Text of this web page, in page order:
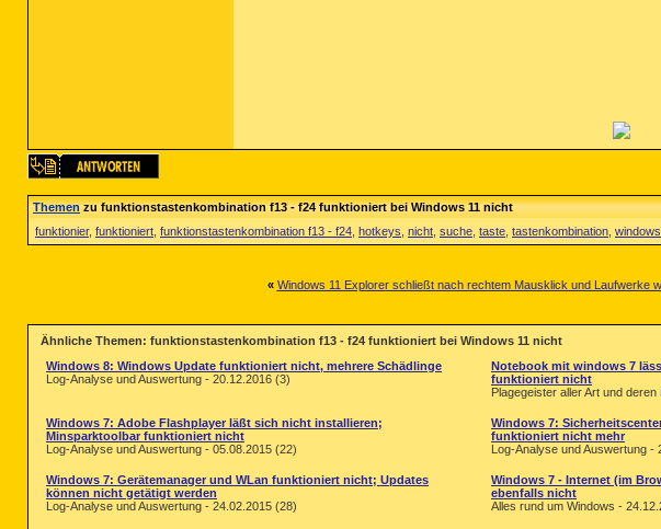
Themenzu funktionstastenkombination f13 - f24 funktioniert bei Windows 11 nicht
funktionier, funktioniert funktionstastenkombination f13 - f24 hotkeys nicht suche taste tastenkombination windows
« Windows 11 Explorer schließt nach rechtem Mausklick und Laufwerke
Ähnliche Themen: funktionstastenkombination f13 - f24 funktioniert bei Windows 11 nicht
Windows 8: Windows Update funktioniert nicht, mehrere Schädlinge
Log-Analyse und Auswertung - 20.12.2016 (3)
Notebook mit windows 7
funktioniert nicht
Plagegeister aller Art und
Windows 7: Adobe Flashplayer läßt sich nicht installieren;
Minsparktoolbar funktioniert nicht
Log-Analyse und Auswertung - 05.08.2015 (22)
Windows 7:
funktioniert nicht mehr
Log-Analyse und Auswertung -
Windows 7: Gerätemanager und WLan funktioniert nicht; Updates
können nicht getätigt werden
Log-Analyse und Auswertung - 24.02.2015 (28)
Windows 7 - Internet (im
ebenfalls nicht
Alles rund um Windows -